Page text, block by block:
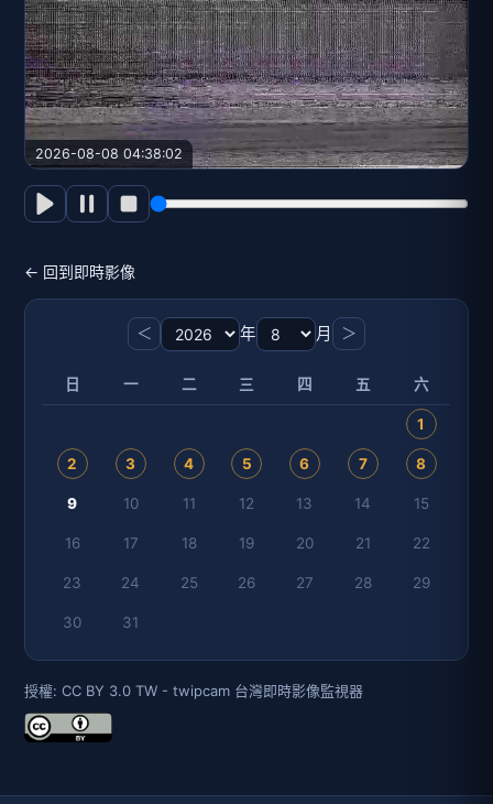
2026-08-08 04:38:02
← 回到即時影像
＜ 年 月 ＞
日 一 二 三 四 五 六
1
2 3 4 5 6 7 8
9 10 11 12 13 14 15
16 17 18 19 20 21 22
23 24 25 26 27 28 29
30 31
授權: CC BY 3.0 TW - twipcam 台灣即時影像監視器